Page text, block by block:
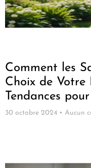
Comment les
Choix de Votre
Tendances
30 octobre 2024 Aucun